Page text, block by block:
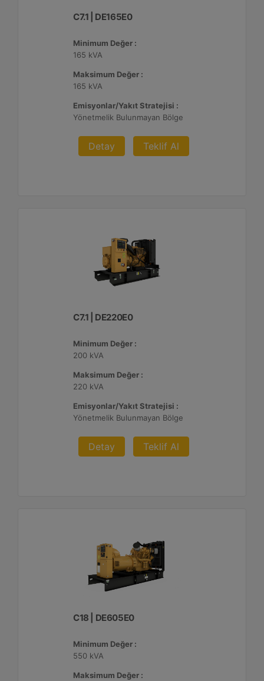
C7.1 | DE165E0
Minimum Değer :
165 kVA
Maksimum Değer :
165 kVA
Emisyonlar/Yakıt Stratejisi :
Yönetmelik Bulunmayan Bölge
Detay Teklif Al
C7.1 | DE220E0
Minimum Değer :
200 kVA
Maksimum Değer :
220 kVA
Emisyonlar/Yakıt Stratejisi :
Yönetmelik Bulunmayan Bölge
Detay Teklif Al
C18 | DE605E0
Minimum Değer :
550 kVA
Maksimum Değer :